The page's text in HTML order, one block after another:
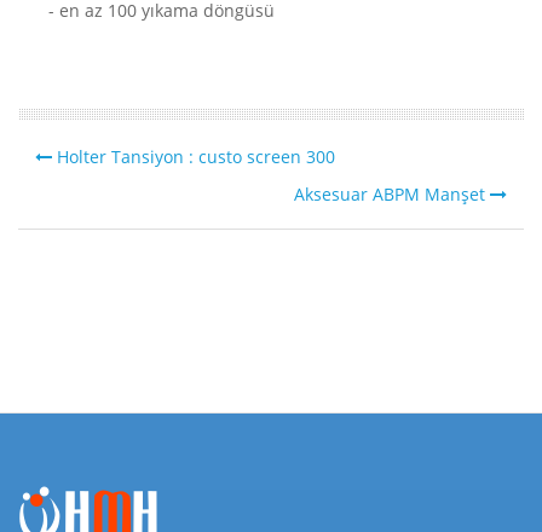
- en az 100 yıkama döngüsü
Holter Tansiyon : custo screen 300
Aksesuar ABPM Manşet